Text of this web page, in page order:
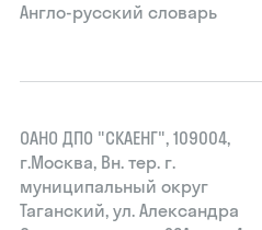
Англо-русский словарь
ОАНО ДПО "СКАЕНГ", 109004,
г.Москва, Вн. тер. г.
муниципальный округ
Таганский, ул. Александра